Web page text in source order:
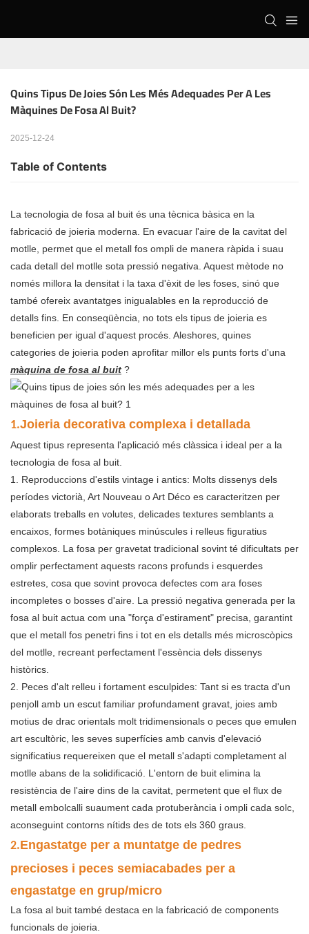
Quins Tipus De Joies Són Les Més Adequades Per A Les
Màquines De Fosa Al Buit?
2025-12-24
Table of Contents
La tecnologia de fosa al buit és una tècnica bàsica en la
fabricació de joieria moderna. En evacuar l'aire de la cavitat del
motlle, permet que el metall fos ompli de manera ràpida i suau
cada detall del motlle sota pressió negativa. Aquest mètode no
només millora la densitat i la taxa d'èxit de les foses, sinó que
també ofereix avantatges inigualables en la reproducció de
detalls fins. En conseqüència, no tots els tipus de joieria es
beneficien per igual d'aquest procés. Aleshores, quines
categories de joieria poden aprofitar millor els punts forts d'una
màquina de fosa al buit ?
1.Joieria decorativa complexa i detallada
Aquest tipus representa l'aplicació més clàssica i ideal per a la
tecnologia de fosa al buit.
1. Reproduccions d'estils vintage i antics: Molts dissenys dels
períodes victorià, Art Nouveau o Art Déco es caracteritzen per
elaborats treballs en volutes, delicades textures semblants a
encaixos, formes botàniques minúscules i relleus figuratius
complexos. La fosa per gravetat tradicional sovint té dificultats per
omplir perfectament aquests racons profunds i esquerdes
estretes, cosa que sovint provoca defectes com ara foses
incompletes o bosses d'aire. La pressió negativa generada per la
fosa al buit actua com una "força d'estirament" precisa, garantint
que el metall fos penetri fins i tot en els detalls més microscòpics
del motlle, recreant perfectament l'essència dels dissenys
històrics.
2. Peces d'alt relleu i fortament esculpides: Tant si es tracta d'un
penjoll amb un escut familiar profundament gravat, joies amb
motius de drac orientals molt tridimensionals o peces que emulen
art escultòric, les seves superfícies amb canvis d'elevació
significatius requereixen que el metall s'adapti completament al
motlle abans de la solidificació. L'entorn de buit elimina la
resistència de l'aire dins de la cavitat, permetent que el flux de
metall embolcalli suaument cada protuberància i ompli cada solc,
aconseguint contorns nítids des de tots els 360 graus.
2.Engastatge per a muntatge de pedres
precioses i peces semiacabades per a
engastatge en grup/micro
La fosa al buit també destaca en la fabricació de components
funcionals de joieria.